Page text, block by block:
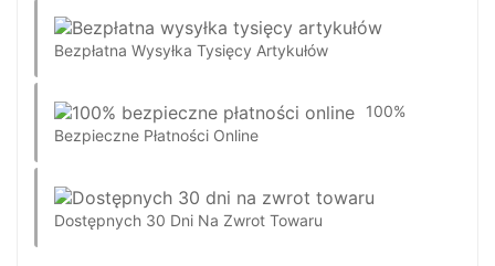
Bezpłatna Wysyłka Tysięcy Artykułów
100%
Bezpieczne Płatności Online
Dostępnych 30 Dni Na Zwrot Towaru